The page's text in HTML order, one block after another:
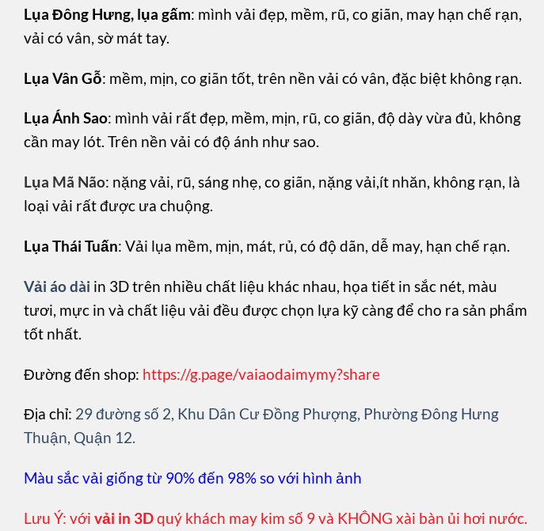
Lụa Đông Hưng, lụa gấm: mình vải đẹp, mềm, rũ, co giãn, may hạn chế rạn,
vải có vân, sờ mát tay.
Lụa Vân Gỗ: mềm, mịn, co giãn tốt, trên nền vải có vân, đặc biệt không rạn.
Lụa Ánh Sao: mình vải rất đẹp, mềm, mịn, rũ, co giãn, độ dày vừa đủ, không
cần may lót. Trên nền vải có độ ánh như sao.
Lụa Mã Não: nặng vải, rũ, sáng nhẹ, co giãn, nặng vải,ít nhăn, không rạn, là
loại vải rất được ưa chuộng.
Lụa Thái Tuấn: Vải lụa mềm, mịn, mát, rủ, có độ dãn, dễ may, hạn chế rạn.
Vải áo dài in 3D trên nhiều chất liệu khác nhau, họa tiết in sắc nét, màu
tươi, mực in và chất liệu vải đều được chọn lựa kỹ càng để cho ra sản phẩm
tốt nhất.
Đường đến shop: https://g.page/vaiaodaimymy?share
Địa chỉ: 29 đường số 2, Khu Dân Cư Đồng Phượng, Phường Đông Hưng
Thuận, Quận 12.
Màu sắc vải giống từ 90% đến 98% so với hình ảnh
Lưu Ý: với vải in 3Dquý khách may kim số 9 và KHÔNG xài bàn ủi hơi nước.